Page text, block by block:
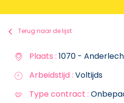
Terug naar de lijst
Plaats : 1070 -
Arbeidstijd : Voltijds
Type contract :